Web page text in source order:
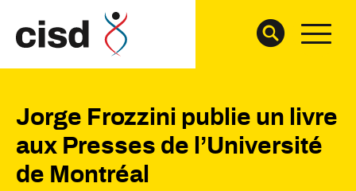
Jorge Frozzini publie un livre
aux Presses de l’Université
de Montréal